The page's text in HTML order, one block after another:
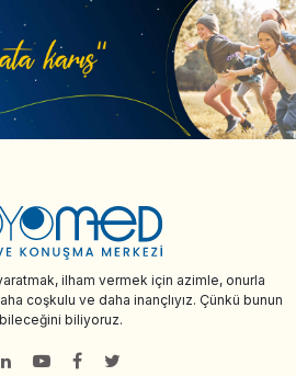
coşkulu ve daha inançlıyız. Çünkü bunun
biliyoruz.